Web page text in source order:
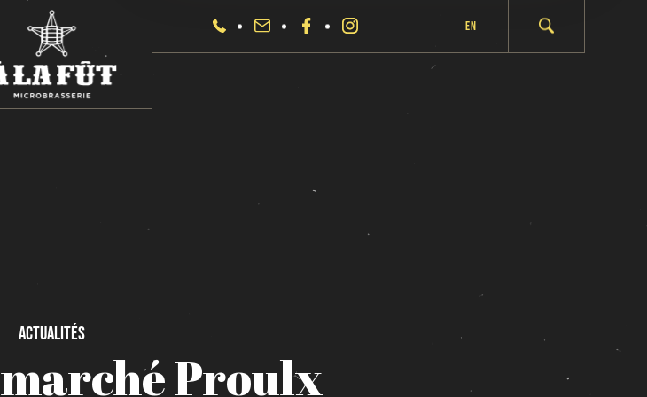
En
Actualités
marchéProulx